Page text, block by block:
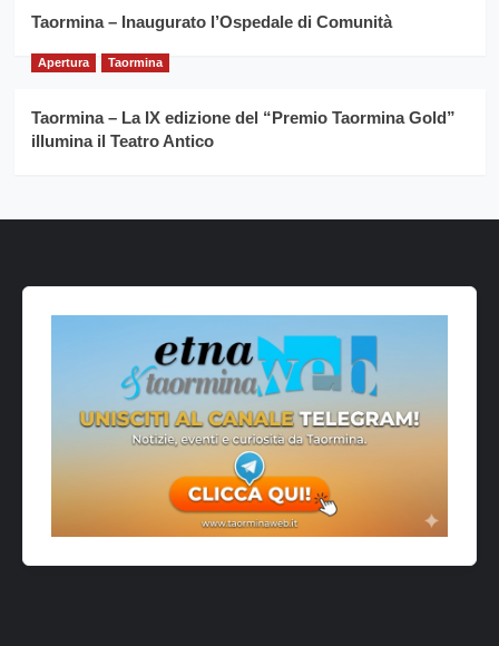
Taormina – Inaugurato l’Ospedale di Comunità
Apertura Taormina
Taormina – La IX edizione del “Premio Taormina Gold”
illumina il Teatro Antico